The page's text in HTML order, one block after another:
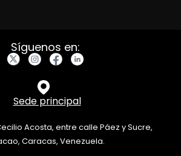
Síguenos en:
Sede principal
Acosta, entre calle Páez y Sucre,
Caracas, Venezuela.